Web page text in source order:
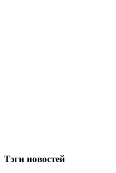
Тэги новостей